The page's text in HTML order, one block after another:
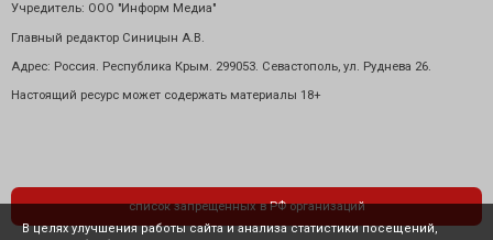
Учредитель: ООО "Информ Медиа"
Главный редактор Синицын А.В.
Адрес: Россия. Республика Крым. 299053. Севастополь, ул. Руднева 26.
Настоящий ресурс может содержать материалы 18+
список запрещенных в РФ организаций
В целях улучшения работы сайта и анализа статистики посещений,